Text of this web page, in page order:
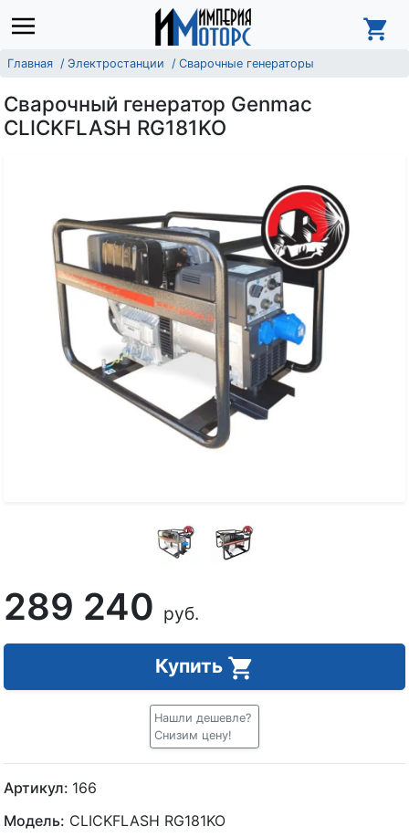
Главная Электростанции Сварочные генераторы
Сварочный генератор Genmac
CLICKFLASH RG181KO
289 240 руб.
Купить
Нашли дешевле?
Снизим цену!
Артикул: 166
Модель: CLICKFLASH RG181KO